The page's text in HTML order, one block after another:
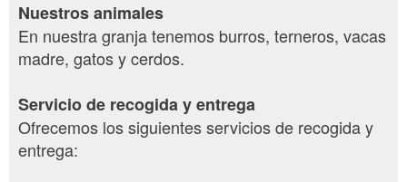
Nuestros animales
En nuestra granja tenemos burros, terneros, vacas
madre, gatos y cerdos.
Servicio de recogida y entrega
Ofrecemos los siguientes servicios de recogida y
entrega: